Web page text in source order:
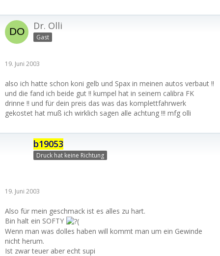
Dr. Olli
Gast
19. Juni 2003
also ich hatte schon koni gelb und Spax in meinen autos verbaut !!
und die fand ich beide gut !! kumpel hat in seinem calibra FK
drinne !! und für dein preis das was das komplettfahrwerk
gekostet hat muß ich wirklich sagen alle achtung !!! mfg olli
b19053
Druck hat keine Richtung
19. Juni 2003
Also für mein geschmack ist es alles zu hart.
Bin halt ein SOFTY
Wenn man was dolles haben will kommt man um ein Gewinde
nicht herum.
Ist zwar teuer aber echt supi